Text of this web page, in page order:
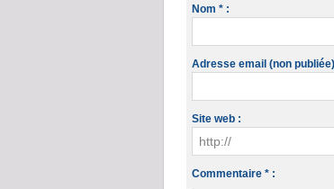
Nom * :
Adresse email (non
Site web :
Commentaire * :